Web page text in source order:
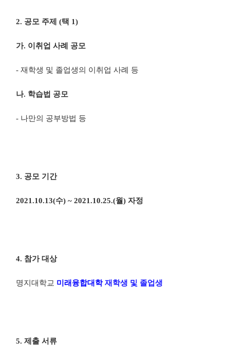
2. 공모 주제(택 1)
가. 이취업 사례 공모
-재학생 및 졸업생의 이취업 사례 등
나. 학습법 공모
- 나만의 공부방법 등
3. 공모 기간
2021.10.13(수) ~ 2021.10.25.(월)자정
4. 참가 대상
명지대학교 미래융합대학재학생 및 졸업생
5.제출 서류